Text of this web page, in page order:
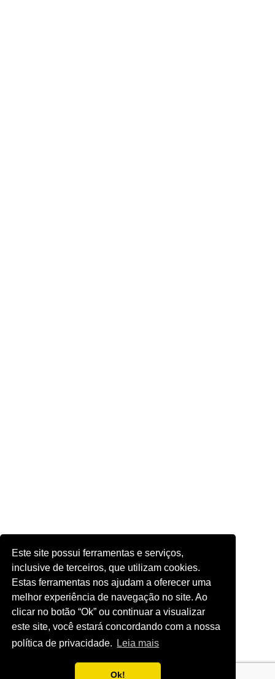
Este site possui ferramentas e serviços,
inclusive de terceiros, que utilizam cookies.
Estas ferramentas nos ajudam a oferecer uma
melhor experiência de navegação no site. Ao
clicar no botão “Ok” ou continuar a visualizar
este site, você estará concordando com a nossa
política de privacidade.
Leia mais
Ok!